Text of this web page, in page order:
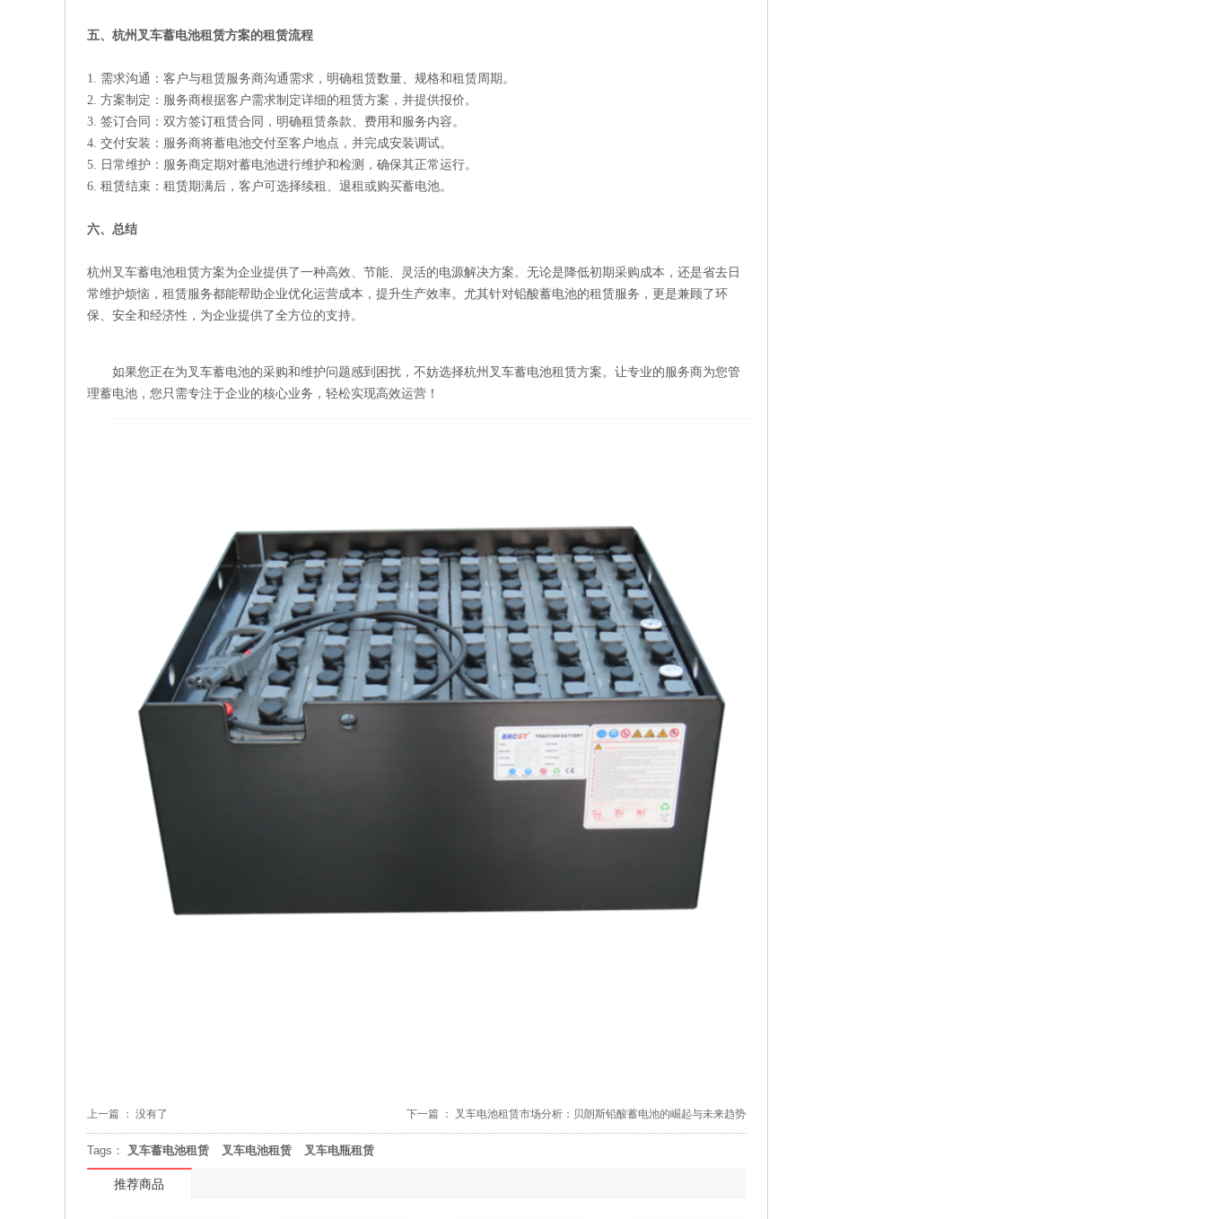
五、杭州叉车蓄电池租赁方案的租赁流程
1. 需求沟通：客户与租赁服务商沟通需求，明确租赁数量、规格和租赁周期。
2. 方案制定：服务商根据客户需求制定详细的租赁方案，并提供报价。
3. 签订合同：双方签订租赁合同，明确租赁条款、费用和服务内容。
4. 交付安装：服务商将蓄电池交付至客户地点，并完成安装调试。
5. 日常维护：服务商定期对蓄电池进行维护和检测，确保其正常运行。
6. 租赁结束：租赁期满后，客户可选择续租、退租或购买蓄电池。
六、总结
杭州叉车蓄电池租赁方案为企业提供了一种高效、节能、灵活的电源解决方案。无论是降低初期采购成本，还是省去日
常维护烦恼，租赁服务都能帮助企业优化运营成本，提升生产效率。尤其针对铅酸蓄电池的租赁服务，更是兼顾了环
保、安全和经济性，为企业提供了全方位的支持。
如果您正在为叉车蓄电池的采购和维护问题感到困扰，不妨选择杭州叉车蓄电池租赁方案。让专业的服务商为您管
理蓄电池，您只需专注于企业的核心业务，轻松实现高效运营！
上一篇 ： 没有了 下一篇 ： 叉车电池租赁市场分析：贝朗斯铅酸蓄电池的崛起与未来趋势
Tags： 叉车蓄电池租赁 叉车电池租赁 叉车电瓶租赁
推荐商品